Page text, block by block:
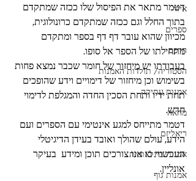
איור
ספרים
הדפס
הסטוריה/ תולדות האמנות
אמנות עתיקה
מחאה
ריאליזם
אמנות בינלאומית
אמנות גוף
דטמר מתאר את הפיסול שלו ככזה שמתקדם
בתוך החלל וגם ככזה שמתקדם כרונולוגית,
מכיוון שהוא עובר דף דף בספר ומתקדם
מתחילתו של הספר אל סופו.
בעבודתו יש מיחזור של חומר שכבר נמצא פחות
בשימוש וכן מיחזור של דימויים וידע שהופכים
תחת ידיו ותחת הסכין החדה והמגלפת לדימוי
חדש.
דטמר מתייחס למגע אינטימי עם הספרים ועם
הידע, עולם שהולך ואובד בעידן הדיגיטלי
העכשווי בו אנו צורכים תוכן ומידע  בעיקר
אונליין.